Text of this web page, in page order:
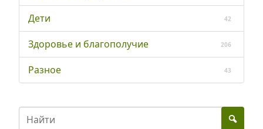
Дети 42
Здоровье и благополучие 206
Разное 43